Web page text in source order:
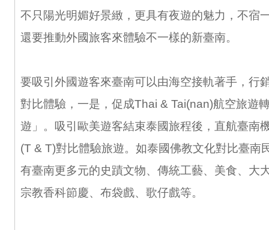
不只陽光明媚好景緻，更具有夜遊的魅力，不宿
還要推動外國旅客來體驗不一樣的新臺南。
要吸引外國遊客來臺南可以由海空接軌著手，行
對比體驗，一是，促成Thai & Tai(nan)航空旅遊
遊」。吸引歐美遊客結束泰國旅程後，直航臺南
(T & T)對比體驗旅遊。如泰國佛教文化對比臺南
有臺南更多元的史蹟文物、傳統工藝、美食、大
宗教香科節慶、布袋戲、歌仔戲等。